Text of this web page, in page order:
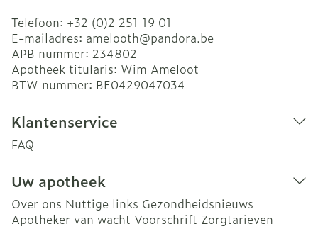
Telefoon: +32 (0)2 251 19 01
E-mailadres: amelooth@pandora.be
APB nummer: 234802
Apotheek titularis: Wim Ameloot
BTW nummer: BE0429047034
Klantenservice
FAQ
Uw apotheek
Over ons Nuttige links Gezondheidsnieuws
Apotheker van wacht Voorschrift Zorgtarieven